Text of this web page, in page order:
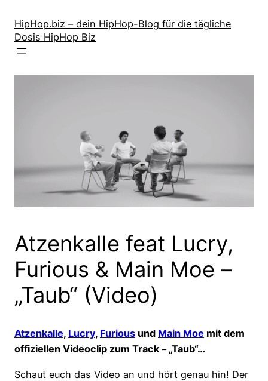
Inhalt
springen
HipHop.biz – dein HipHop-Blog für die tägliche
Dosis HipHop Biz
Atzenkalle feat Lucry,
Furious & Main Moe –
„Taub“ (Video)
Atzenkalle, Lucry, Furious und Main Moe mit dem
offiziellen Videoclip zum Track – „Taub“…
Schaut euch das Video an und hört genau hin! Der